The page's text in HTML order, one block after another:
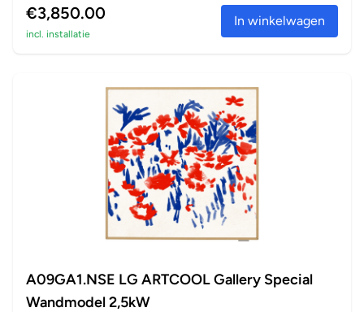
€3,850.00
incl. installatie
In winkelwagen
A09GA1.NSE LG ARTCOOL Gallery Special
Wandmodel 2,5kW